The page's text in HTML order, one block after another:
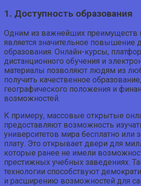
1. Доступность образования
Одним из важнейших преимуществ
является значительное повышение
образования. Онлайн-курсы,
дистанционного обучения и
материалы позволяют людям из
получить качественное
географического положения и
возможностей.
К примеру, массовые открытые
предоставляют возможность
университетов мира бесплатно или
плату. Это открывает двери для
которые ранее не имели
престижных учебных заведениях.
технологии способствуют
и расширению возможностей для